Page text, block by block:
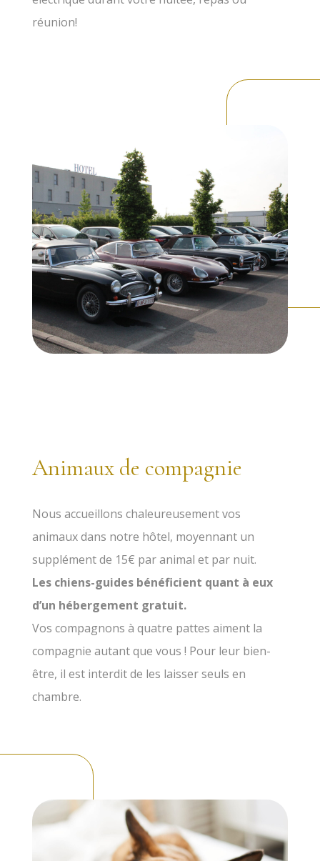
réunion!
Animaux de compagnie
Nous accueillons chaleureusement vos
animaux dans notre hôtel, moyennant un
supplément de 15€ par animal et par nuit.
Les chiens-guides bénéficient quant à eux
d’un hébergement gratuit.
Vos compagnons à quatre pattes aiment la
compagnie autant que vous ! Pour leur bien-
être, il est interdit de les laisser seuls en
chambre.